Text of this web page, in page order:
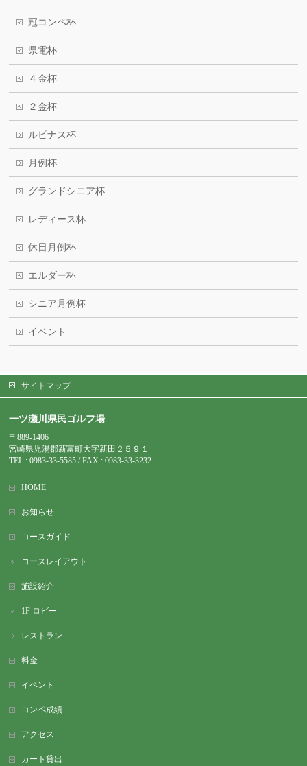
冠コンペ杯
県電杯
４金杯
２金杯
ルピナス杯
月例杯
グランドシニア杯
レディース杯
休日月例杯
エルダー杯
シニア月例杯
イベント
サイトマップ
一ツ瀬川県民ゴルフ場
〒889-1406
宮崎県児湯郡新富町大字新田２５９１
TEL : 0983-33-5585 / FAX : 0983-33-3232
HOME
お知らせ
コースガイド
コースレイアウト
施設紹介
1F ロビー
レストラン
料金
イベント
コンペ成績
アクセス
カート貸出